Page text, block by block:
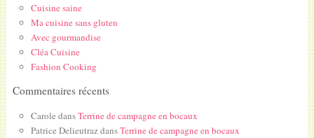
Cuisine saine
Ma cuisine sans gluten
Avec gourmandise
Cléa Cuisine
Fashion Cooking
Commentaires récents
Carole dansTerrine de campagne en bocaux
Patrice DelieutrazdansTerrine de campagne en bocaux